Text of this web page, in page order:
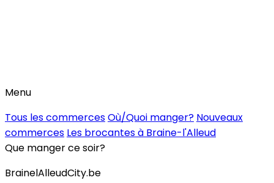
Menu
Tous les commercesOù/Quoi manger? Nouveaux
commerces Les brocantes à Braine-l'Alleud
Que manger ce soir?
BrainelAlleudCity.be